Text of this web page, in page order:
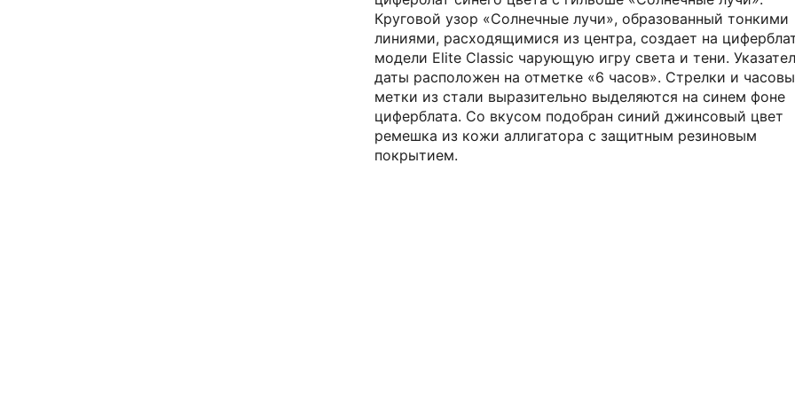
Круговой узор «Солнечные лучи», образованный тонкими
линиями, расходящимися из центра, создает на
модели Elite Classic чарующую игру света и тени.
даты расположен на отметке «6 часов». Стрелки и
метки из стали выразительно выделяются на синем фоне
циферблата. Со вкусом подобран синий джинсовый цвет
ремешка из кожи аллигатора с защитным резиновым
покрытием.